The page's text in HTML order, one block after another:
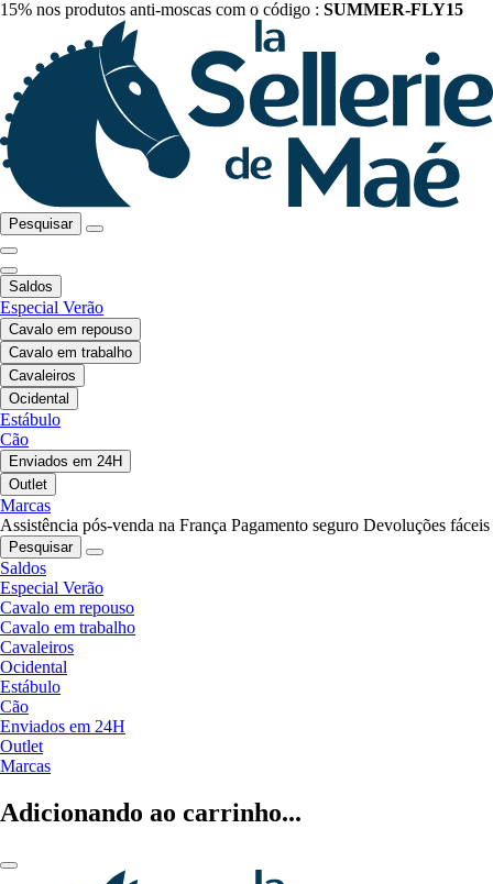
15% nos produtos anti-moscas com o código : SUMMER-FLY15
Pesquisar
Saldos
Especial Verão
Cavalo em repouso
Cavalo em trabalho
Cavaleiros
Ocidental
Estábulo
Cão
Enviados em 24H
Outlet
Marcas
Assistência pós-venda na França Pagamento seguro Devoluções fáceis
Pesquisar
Saldos
Especial Verão
Cavalo em repouso
Cavalo em trabalho
Cavaleiros
Ocidental
Estábulo
Cão
Enviados em 24H
Outlet
Marcas
Adicionando ao carrinho...